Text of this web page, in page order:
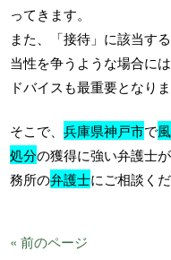
ってきます。
また、「接待」に該当す
当性を争うような場合に
ドバイスも最重要となりま
そこで、兵庫県神戸市で
処分の獲得に強い弁護士
務所の弁護士にご相談くだ
« 前のページ